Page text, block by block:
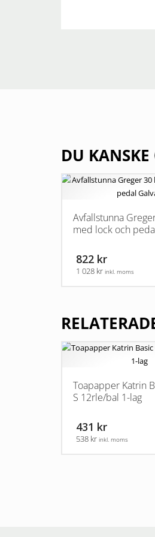
DU
Avfallstunna
med lock och
822 kr
1 028 kr inkl. moms
Toapapper Katrin
S 12rle/bal 1-lag
431 kr
538 kr inkl. moms